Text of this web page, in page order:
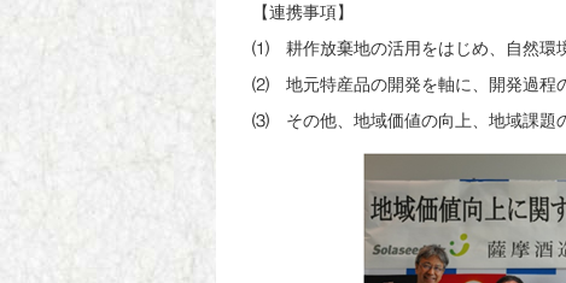
【連携事項】
⑴ 耕作放棄地の活用をはじめ、自然環
⑵ 地元特産品の開発を軸に、開発過程
⑶ その他、地域価値の向上、地域課題